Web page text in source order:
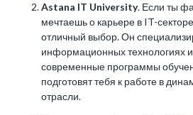
Astana IT University. Если ты
мечтаешь о карьере в IT-
отличный выбор. Он
информационных технологиях
современные программы
подготовят тебя к работе в
отрасли.